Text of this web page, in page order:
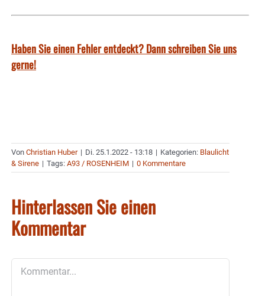
Haben Sie einen Fehler entdeckt? Dann schreiben Sie uns
gerne!
Von Christian Huber | Di. 25.1.2022 - 13:18 | Kategorien: Blaulicht
& Sirene | Tags: A93 / ROSENHEIM | 0 Kommentare
Hinterlassen Sie einen
Kommentar